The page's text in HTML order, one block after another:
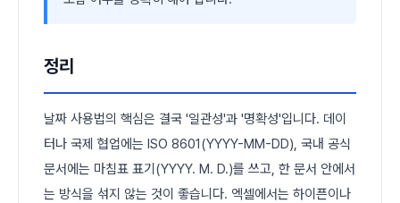
정리
날짜 사용법의 핵심은 결국 '일관성'과 '명확성'입니다. 데이
터나 국제 협업에는 ISO 8601(YYYY-MM-DD), 국내 공식
문서에는 마침표 표기(YYYY. M. D.)를 쓰고, 한 문서 안에서
는 방식을 섞지 않는 것이 좋습니다. 엑셀에서는 하이픈이나